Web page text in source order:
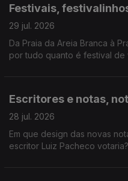
Festivais,
29 jul. 2026
Da Praia da Areia Branca à
por tudo quanto é festival de
Escritores e notas,
28 jul. 2026
Em que design das novas
escritor Luiz Pacheco votaria?